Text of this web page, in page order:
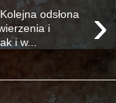
›
odsłona
i
i w...